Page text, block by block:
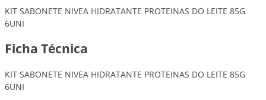
KIT SABONETE NIVEA HIDRATANTE PROTEINAS DO LEITE 85G
6UNI
Ficha Técnica
KIT SABONETE NIVEA HIDRATANTE PROTEINAS DO LEITE 85G
6UNI